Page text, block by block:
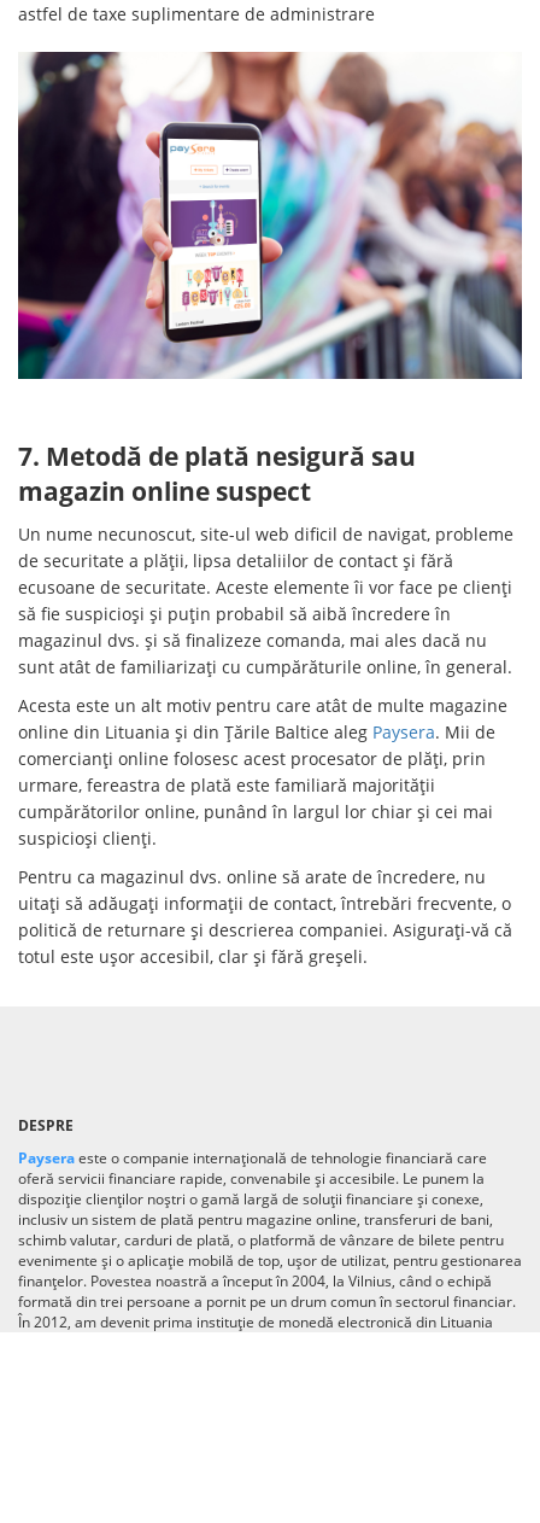
astfel de taxe suplimentare de administrare
7. Metodă de plată nesigură sau
magazin online suspect
Un nume necunoscut, site-ul web dificil de navigat, probleme
de securitate a plății, lipsa detaliilor de contact și fără
ecusoane de securitate. Aceste elemente îi vor face pe clienți
să fie suspicioși și puțin probabil să aibă încredere în
magazinul dvs. și să finalizeze comanda, mai ales dacă nu
sunt atât de familiarizați cu cumpărăturile online, în general.
Acesta este un alt motiv pentru care atât de multe magazine
online din Lituania și din Țările Baltice aleg Paysera. Mii de
comercianți online folosesc acest procesator de plăți, prin
urmare, fereastra de plată este familiară majorității
cumpărătorilor online, punând în largul lor chiar și cei mai
suspicioși clienți.
Pentru ca magazinul dvs. online să arate de încredere, nu
uitați să adăugați informații de contact, întrebări frecvente, o
politică de returnare și descrierea companiei. Asigurați-vă că
totul este ușor accesibil, clar și fără greșeli.
DESPRE
Payseraeste o companie internațională de tehnologie financiară care
oferă servicii financiare rapide, convenabile și accesibile. Le punem la
dispoziție clienților noștri o gamă largă de soluții financiare și conexe,
inclusiv un sistem de plată pentru magazine online, transferuri de bani,
schimb valutar, carduri de plată, o platformă de vânzare de bilete pentru
evenimente și o aplicație mobilă de top, ușor de utilizat, pentru gestionarea
finanțelor. Povestea noastră a început în 2004, la Vilnius, când o echipă
formată din trei persoane a pornit pe un drum comun în sectorul financiar.
În 2012, am devenit prima instituție de monedă electronică din Lituania